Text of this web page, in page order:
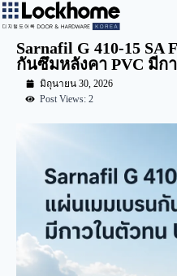
Sarnafil G 410-15 SA
กันซึมหลังคา PVC มีก
มิถุนายน 30, 2026
Post Views: 2